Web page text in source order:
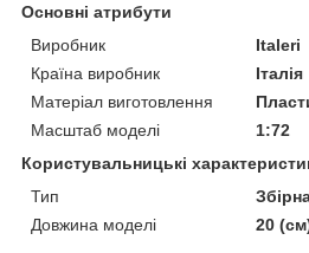
Основні атрибути
Виробник
Italeri
Країна виробник
Італія
Матеріал виготовлення
Масштаб моделі
1:72
Користувальницькі
Тип
Довжина моделі
20